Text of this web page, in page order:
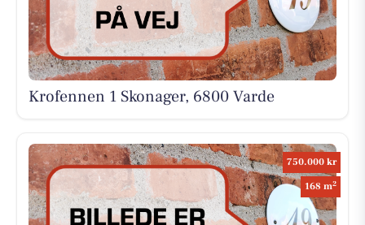
Krofennen 1 Skonager, 6800 Varde
750.000 kr
168 m2